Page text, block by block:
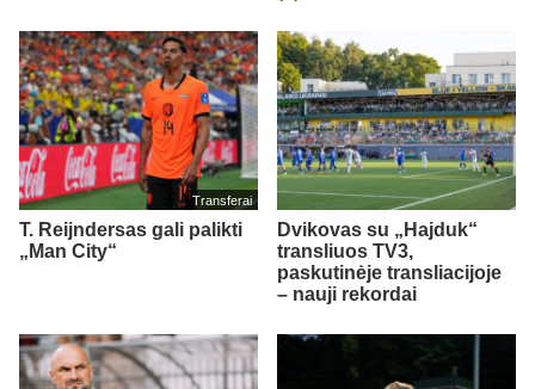
Transferai
T. Reijndersas gali palikti
„Man City“
Dvikovas su „Hajduk“
transliuos TV3,
paskutinėje transliacijoje
– nauji rekordai